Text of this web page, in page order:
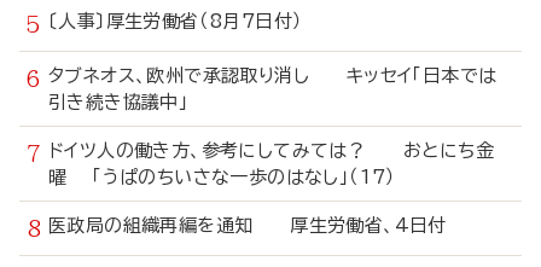
〔人事〕厚生労働省（8月7日付）
タブネオス、欧州で承認取り消し キッセイ「日本では
引き続き協議中」
ドイツ人の働き方、参考にしてみては？ おとにち金
曜 「うぱのちいさな一歩のはなし」（17）
医政局の組織再編を通知 厚生労働省、4日付